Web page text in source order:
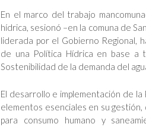
En el marco del trabajo
hídrica, sesionó –en la comuna de
liderada por el Gobierno Regional,
de una Política Hídrica en base a
Sostenibilidad de la demanda del
El desarrollo e implementación de
elementos esenciales en su
para consumo humano y